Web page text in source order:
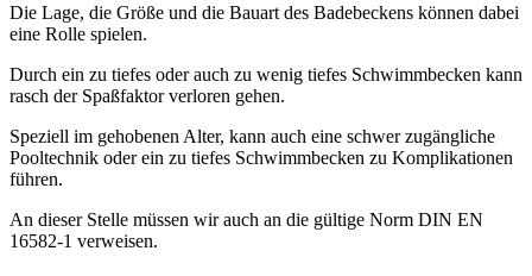
Die Lage, die Größe und die Bauart des Badebeckens können dabei
eine Rolle spielen.
Durch ein zu tiefes oder auch zu wenig tiefes Schwimmbecken kann
rasch der Spaßfaktor verloren gehen.
Speziell im gehobenen Alter, kann auch eine schwer zugängliche
Pooltechnik oder ein zu tiefes Schwimmbecken zu Komplikationen
führen.
An dieser Stelle müssen wir auch an die gültige Norm DIN EN
16582-1 verweisen.